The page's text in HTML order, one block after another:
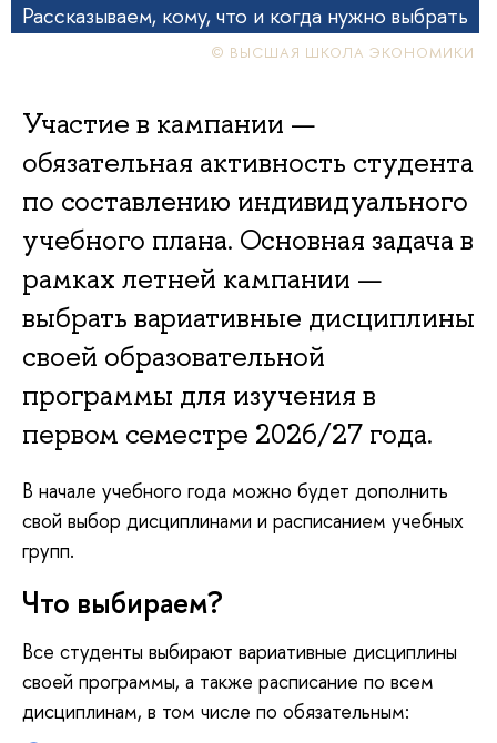
Рассказываем, кому, что и когда нужно выбрать
© ВЫСШАЯ ШКОЛА ЭКОНОМИКИ
Участие в кампании —
обязательная активность студента
по составлению индивидуального
учебного плана. Основная задача в
рамках летней кампании —
выбрать вариативные дисциплины
своей образовательной
программы для изучения в
первом семестре 2026/27 года.
В начале учебного года можно будет дополнить
свой выбор дисциплинами и расписанием учебных
групп.
Что выбираем?
Все студенты выбирают вариативные дисциплины
своей программы, а также расписание по всем
дисциплинам, в том числе по обязательным: